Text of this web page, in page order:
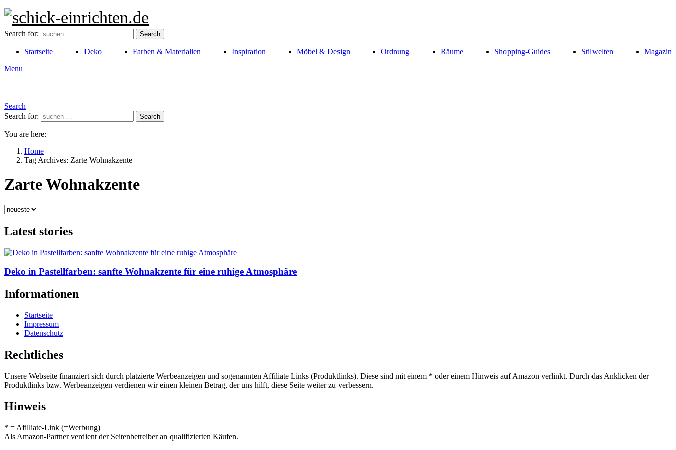
Search for: Search
Startseite Deko Farben & Materialien Inspiration Möbel & Design Ordnung Räume Shopping-Guides Stilwelten
Magazin
Menu
Search
Search for:
Search
You are here:
Home
Tag Archives: Zarte Wohnakzente
Zarte Wohnakzente
Latest stories
Deko in Pastellfarben: sanfte Wohnakzente für eine ruhige Atmosphäre
Informationen
Startseite
Impressum
Datenschutz
Rechtliches
Unsere Webseite finanziert sich durch platzierte Werbeanzeigen und sogenannten Affiliate Links (Produktlinks). Diese sind mit einem * oder einem Hinweis auf Amazon verlinkt. Durch das Anklicken der
Produktlinks bzw. Werbeanzeigen verdienen wir einen kleinen Betrag, der uns hilft, diese Seite weiter zu verbessern.
Hinweis
* = Afilliate-Link (=Werbung)
Als Amazon-Partner verdient der Seitenbetreiber an qualifizierten Käufen.